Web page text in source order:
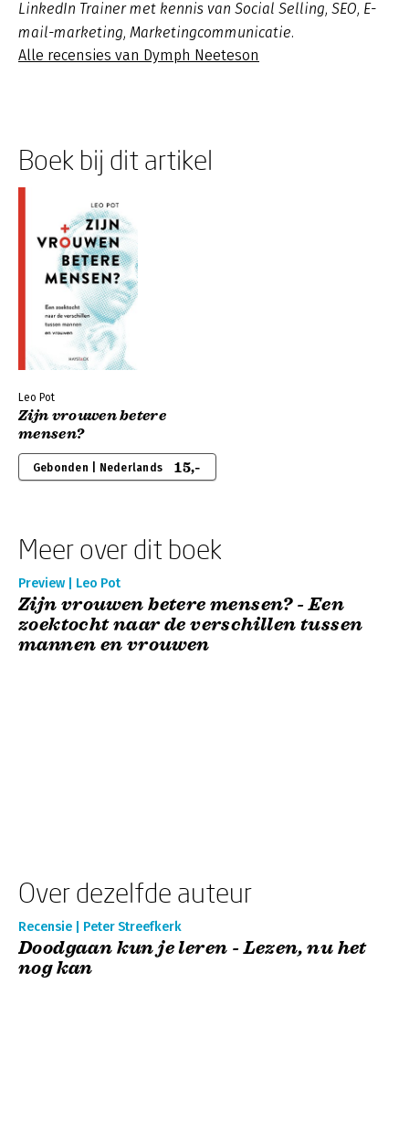
LinkedIn Trainer met kennis van Social Selling, SEO, E-
mail-marketing, Marketingcommunicatie.
Alle recensies van Dymph Neeteson
Boek bij dit artikel
Leo Pot
Zijn vrouwen betere
mensen?
Gebonden | Nederlands 15,-
Meer over dit boek
Preview | Leo Pot
Zijn vrouwen betere mensen? - Een
zoektocht naar de verschillen tussen
mannen en vrouwen
Over dezelfde auteur
Recensie | Peter Streefkerk
Doodgaan kun je leren - Lezen, nu het
nog kan